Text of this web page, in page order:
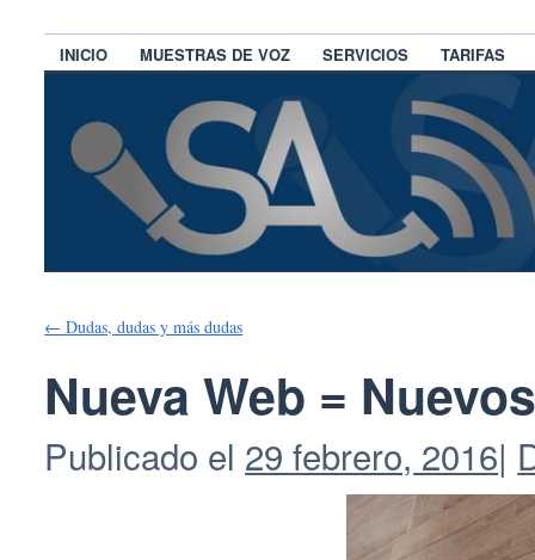
INICIO MUESTRAS DE VOZ SERVICIOS TARIFAS
← Dudas, dudas y más dudas
Nueva Web =
Publicado el 29 febrero, 2016|